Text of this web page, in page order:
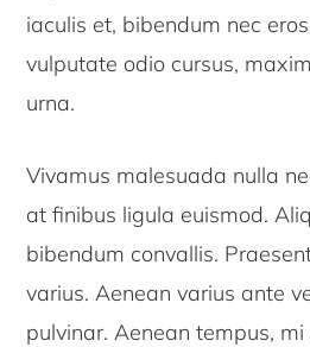
iaculis et, bibendum nec
vulputate odio cursus,
urna.
Vivamus malesuada nulla
at finibus ligula euismod.
bibendum convallis.
varius. Aenean varius ante
pulvinar. Aenean tempus,